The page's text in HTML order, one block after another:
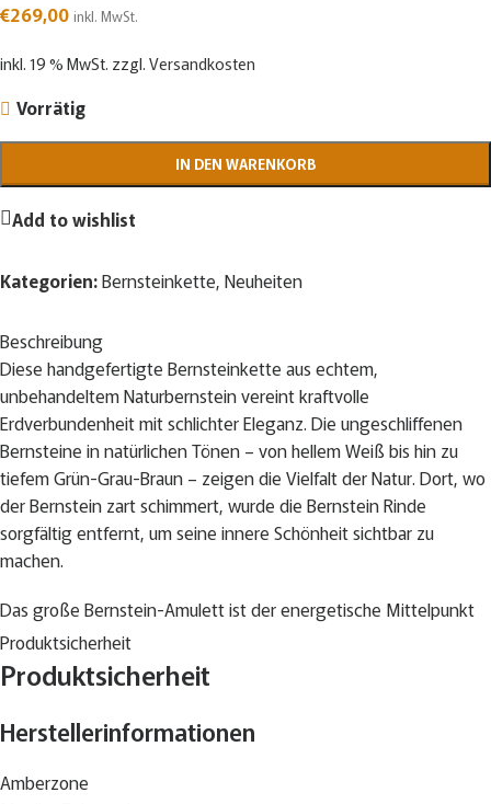
€269,00 inkl. MwSt.
inkl. 19 % MwSt. zzgl.Versandkosten
Vorrätig
IN DEN WARENKORB
Add to wishlist
Kategorien:Bernsteinkette, Neuheiten
Beschreibung
Diese handgefertigte Bernsteinkette aus echtem,
unbehandeltem Naturbernstein vereint kraftvolle
Erdverbundenheit mit schlichter Eleganz. Die ungeschliffenen
Bernsteine in natürlichen Tönen – von hellem Weiß bis hin zu
tiefem Grün-Grau-Braun – zeigen die Vielfalt der Natur. Dort, wo
der Bernstein zart schimmert, wurde die Bernstein Rinde
sorgfältig entfernt, um seine innere Schönheit sichtbar zu
machen.
Das große Bernstein-Amulett ist der energetische Mittelpunkt
der Kette – stark, ruhig, ausgleichend.
Aufgezogen auf ein kräftiges rotes Band, das punktuell von
Hand verknotet wurde, strahlt die Kette symbolische Kraft und
schlichte Raffinesse aus.
und tragen möchten.
Produktsicherheit
Produktsicherheit
Herstellerinformationen
Amberzone